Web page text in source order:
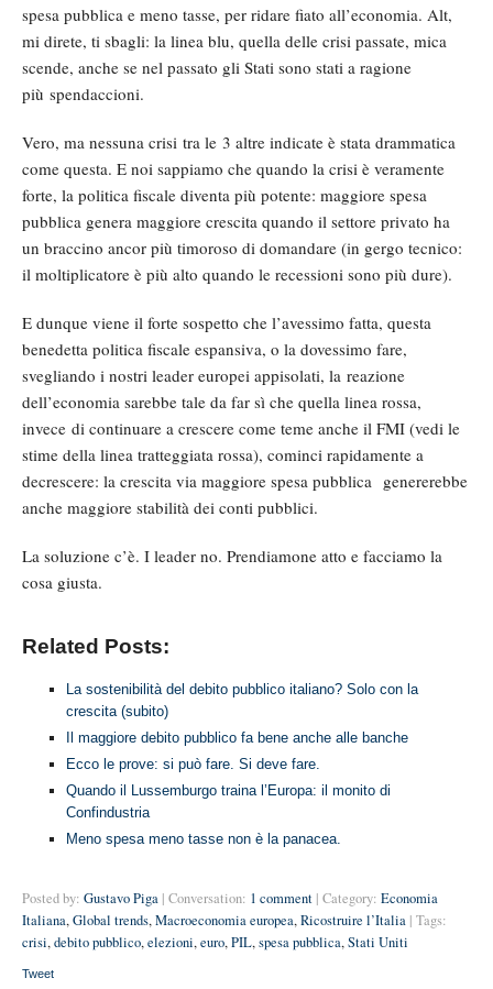
spesa pubblica e meno tasse, per ridare fiato all’economia. Alt,
mi direte, ti sbagli: la linea blu, quella delle crisi passate, mica
scende, anche se nel passato gli Stati sono stati a ragione
più spendaccioni.
Vero, ma nessuna crisi tra le 3 altre indicate è stata drammatica
come questa. E noi sappiamo che quando la crisi è veramente
forte, la politica fiscale diventa più potente: maggiore spesa
pubblica genera maggiore crescita quando il settore privato ha
un braccino ancor più timoroso di domandare (in gergo tecnico:
il moltiplicatore è più alto quando le recessioni sono più dure).
E dunque viene il forte sospetto che l’avessimo fatta, questa
benedetta politica fiscale espansiva, o la dovessimo fare,
svegliando i nostri leader europei appisolati, la reazione
dell’economia sarebbe tale da far sì che quella linea rossa,
invece di continuare a crescere come teme anche il FMI (vedi le
stime della linea tratteggiata rossa), cominci rapidamente a
decrescere: la crescita via maggiore spesa pubblica genererebbe
anche maggiore stabilità dei conti pubblici.
La soluzione c’è. I leader no. Prendiamone atto e facciamo la
cosa giusta.
Related Posts:
La sostenibilità del debito pubblico italiano? Solo con la
crescita (subito)
Il maggiore debito pubblico fa bene anche alle banche
Ecco le prove: si può fare. Si deve fare.
Quando il Lussemburgo traina l’Europa: il monito di
Confindustria
Meno spesa meno tasse non è la panacea.
Posted by: Gustavo Piga | Conversation: 1 comment | Category: Economia
Italiana,Global trends,Macroeconomia europea,Ricostruire l’Italia | Tags:
crisi,debito pubblico,elezioni,euro,PIL,spesa pubblica,Stati Uniti
Tweet